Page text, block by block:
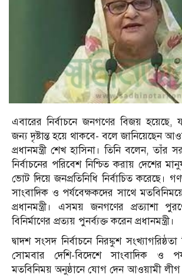
এবারের নির্বাচনে জনগণের বিজয় হয়েছে,
জন্য দৃষ্টান্ত হয়ে থাকবে- বলে জানিয়েছেন
প্রধানমন্ত্রী শেখ হাসিনা। তিনি বলেন, তাঁর
নির্বাচনের পরিবেশ নিশ্চিত করায় দেশের
ভোট দিয়ে জনপ্রতিনিধি নির্বাচিত করেছে।
সাংবাদিক ও পর্যবেক্ষকদের সাথে
প্রধানমন্ত্রী। এসময় জনগণের প্রত্যাশা
বিনির্মাণের প্রত্যয় পুনর্ব্যক্ত করেন প্রধানমন্ত্রী।
দ্বাদশ সংসদ নির্বাচনে নিরঙ্কুশ
সোমবার দেশি-বিদেশে সাংবাদিক ও
মতবিনিময় অনুষ্ঠানে যোগ দেন আওয়ামী লীগ